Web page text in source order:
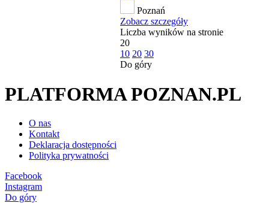
Poznań
Zobacz szczegóły
Liczba wyników na stronie
20
10 20 30
Do góry
PLATFORMA POZNAN.PL
O nas
Kontakt
Deklaracja dostępności
Polityka prywatności
Facebook
Instagram
Do góry